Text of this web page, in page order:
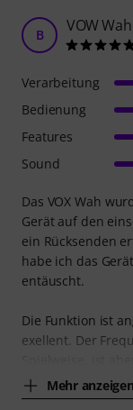
B VOW
Das VOX Wah
Gerät auf den
ein Rücksenden
habe ich das
entäuscht.
Die Funktion ist
exellent. Der
Mehr anzeigen
Verarbeitung
Bedienung
Features
Sound